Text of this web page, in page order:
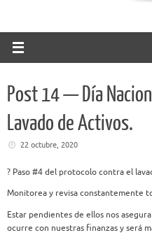
Post 14 — Día
Lavado de Activos.
22 octubre, 2020
? Paso #4 del protocolo contra el
Monitorea y revisa constantemente
Estar pendientes de ellos nos
ocurre con nuestras finanzas y será